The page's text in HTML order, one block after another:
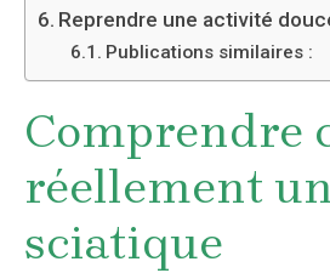
Reprendre une activité
Publications similaires :
Comprendre
réellement
sciatique